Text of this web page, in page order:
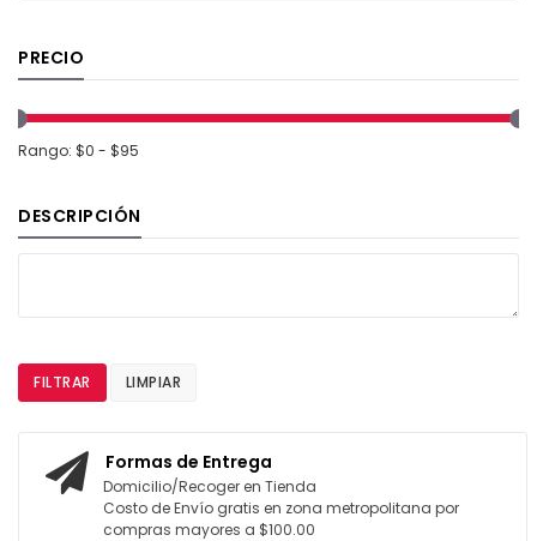
PRECIO
Rango: $0 - $95
DESCRIPCIÓN
FILTRAR LIMPIAR
Formas de Entrega
Domicilio/Recoger en Tienda
Costo de Envío gratis en zona metropolitana por
compras mayores a $100.00